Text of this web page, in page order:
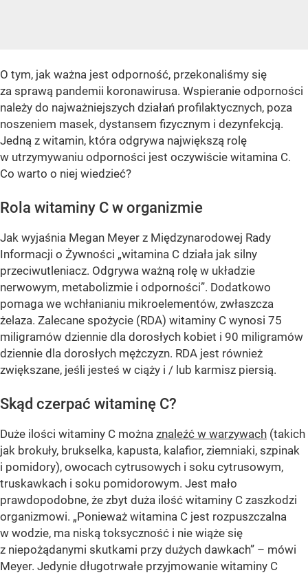
O tym, jak ważna jest odporność, przekonaliśmy się
za sprawą pandemii koronawirusa. Wspieranie odporności
należy do najważniejszych działań profilaktycznych, poza
noszeniem masek, dystansem fizycznym i dezynfekcją.
Jedną z witamin, która odgrywa największą rolę
w utrzymywaniu odporności jest oczywiście witamina C.
Co warto o niej wiedzieć?
Rola witaminy C w organizmie
Jak wyjaśnia Megan Meyer z Międzynarodowej Rady
Informacji o Żywności „witamina C działa jak silny
przeciwutleniacz. Odgrywa ważną rolę w układzie
nerwowym, metabolizmie i odporności”. Dodatkowo
pomaga we wchłanianiu mikroelementów, zwłaszcza
żelaza. Zalecane spożycie (RDA) witaminy C wynosi 75
miligramów dziennie dla dorosłych kobiet i 90 miligramów
dziennie dla dorosłych mężczyzn. RDA jest również
zwiększane, jeśli jesteś w ciąży i / lub karmisz piersią.
Skąd czerpać witaminę C?
Duże ilości witaminy C można znaleźć w warzywach (takich
jak brokuły, brukselka, kapusta, kalafior, ziemniaki, szpinak
i pomidory), owocach cytrusowych i soku cytrusowym,
truskawkach i soku pomidorowym. Jest mało
prawdopodobne, że zbyt duża ilość witaminy C zaszkodzi
organizmowi. „Ponieważ witamina C jest rozpuszczalna
w wodzie, ma niską toksyczność i nie wiąże się
z niepożądanymi skutkami przy dużych dawkach” – mówi
Meyer. Jedynie długotrwałe przyjmowanie witaminy C